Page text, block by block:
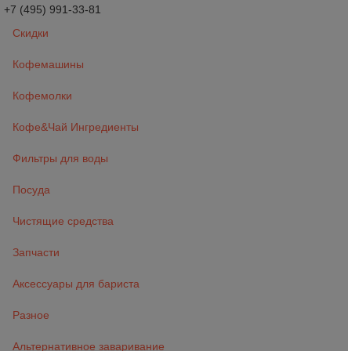
+7 (495) 991-33-81
Скидки
Кофемашины
Кофемолки
Кофе&Чай Ингредиенты
Фильтры для воды
Посуда
Чистящие средства
Запчасти
Аксессуары для бариста
Разное
Альтернативное заваривание